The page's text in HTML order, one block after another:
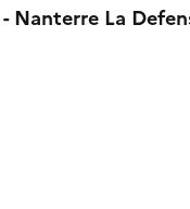
Nanterre La